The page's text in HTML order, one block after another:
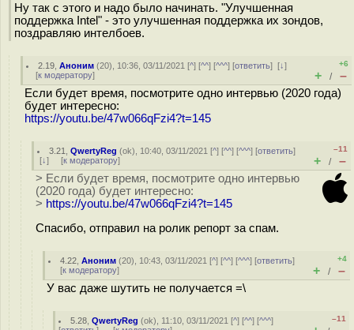
Ну так с этого и надо было начинать. "Улучшенная
поддержка Intel" - это улучшенная поддержка их зондов,
поздравляю интелбоев.
2.19 ,Аноним (20), 10:36, 03/11/2021 [^] [^^] [^^^] [ответить][↓]
[к модератору]
+6
+ / –
Если будет время, посмотрите одно интервью (2020 года)
будет интересно:
https://youtu.be/47w066qFzi4?t=145
3.21 ,QwertyReg (ok), 10:40, 03/11/2021 [^] [^^] [^^^] [ответить]
[↓] [к модератору]
–11
+ / –
> Если будет время, посмотрите одно интервью
(2020 года) будет интересно:
> https://youtu.be/47w066qFzi4?t=145
Спасибо, отправил на ролик репорт за спам.
4.22 ,Аноним (20), 10:43, 03/11/2021 [^] [^^] [^^^] [ответить]
[к модератору]
+4
+ / –
У вас даже шутить не получается =\
5.28 ,QwertyReg (ok), 11:10, 03/11/2021 [^] [^^] [^^^]
–11